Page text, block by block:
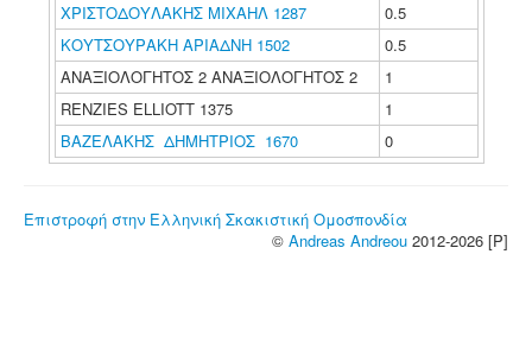
ΧΡΙΣΤΟΔΟΥΛΑΚΗΣ ΜΙΧΑΗΛ 1287
0.5
ΚΟΥΤΣΟΥΡΑΚΗ ΑΡΙΑΔΝΗ 1502
0.5
ΑΝΑΞΙΟΛΟΓΗΤΟΣ 2 ΑΝΑΞΙΟΛΟΓΗΤΟΣ 2
1
RENZIES ELLIOTT 1375
1
ΒΑΖΕΛΑΚΗΣ ΔΗΜΗΤΡΙΟΣ 1670
0
Επιστροφή στην Ελληνική Σκακιστική Ομοσπονδία
© Andreas Andreou 2012-2026 [P]